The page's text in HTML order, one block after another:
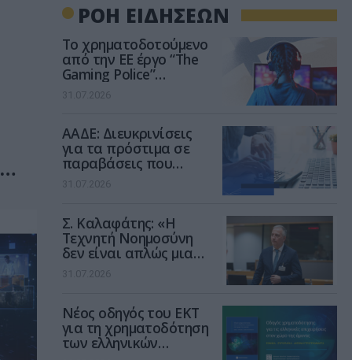
ΡΟΗ ΕΙΔΗΣΕΩΝ
Το χρηματοδοτούμενο
από την ΕΕ έργο “The
Gaming Police”
ενισχύει την ασφάλεια
των παιδιών στο
31.07.2026
ΑΑΔΕ: Διευκρινίσεις
για τα πρόστιμα σε
παραβάσεις που
αφορούν τους ΦΗΜ
31.07.2026
Σ. Καλαφάτης: «Η
Τεχνητή Νοημοσύνη
δεν είναι απλώς μια
νέα τεχνολογία, είναι
μια νέα βιομηχανική
31.07.2026
Νέος οδηγός του ΕΚΤ
για τη χρηματοδότηση
των ελληνικών